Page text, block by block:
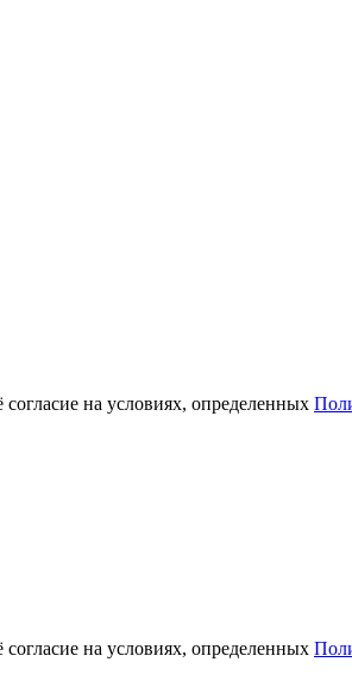
на условиях, определенных
на условиях, определенных